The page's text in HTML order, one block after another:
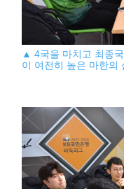
▲ 4국을 마치고 최종
이 여전히 높은 마한의